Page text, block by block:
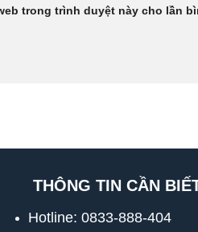
trong trình duyệt này cho lần
THÔNG TIN CẦN
Hotline:0833-888-404